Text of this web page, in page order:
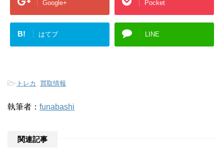
Google+ Pocket
B! はてブ LINE
- トレカ 買取情報
執筆者： funabashi
関連記事